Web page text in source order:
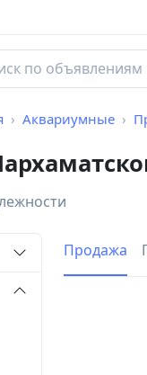
Аквариумные
Продажа